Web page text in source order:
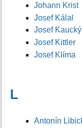
Johann Krist
Josef Kálal
Josef Kaucký
Josef Kittler
Josef Klíma
L
Antonín